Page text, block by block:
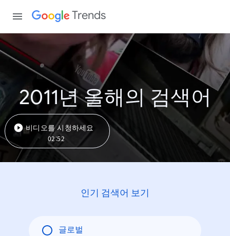
Trends
2011년 올해의 검색어
비디오를 시청하세요
02:52
인기 검색어 보기
글로벌